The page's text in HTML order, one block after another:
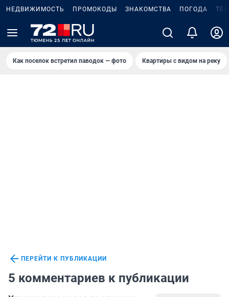
НЕДВИЖИМОСТЬ ПРОМОКОДЫ ЗНАКОМСТВА ПОГОДА
Как поселок встретил паводок — фото Квартиры с видом на реку
ПЕРЕЙТИ К ПУБЛИКАЦИИ
5 комментариев к публикации